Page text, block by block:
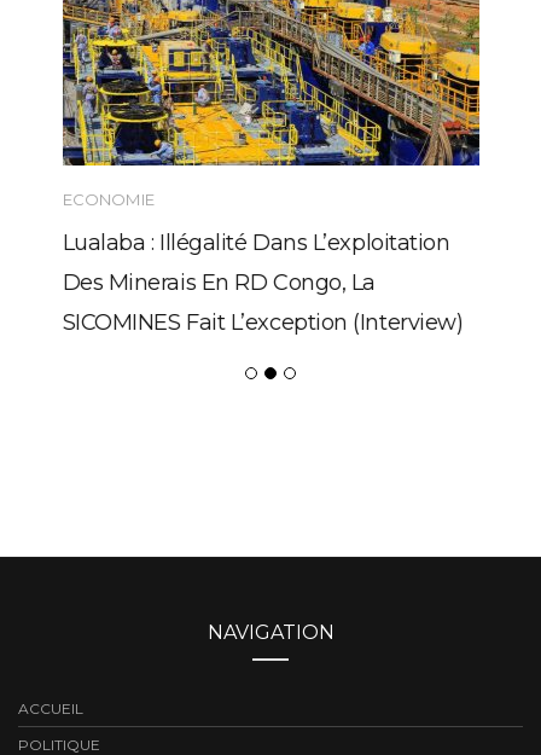
ECONOMIE
Lualaba : Illégalité Dans L’exploitation
Des Minerais En RD Congo, La
SICOMINES Fait L’exception (Interview)
NAVIGATION
ACCUEIL
POLITIQUE